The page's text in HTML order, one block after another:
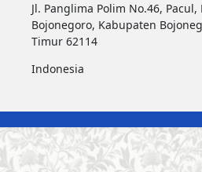
Jl. Panglima Polim No.46, Pacul,
Bojonegoro, Kabupaten
Timur 62114
Indonesia